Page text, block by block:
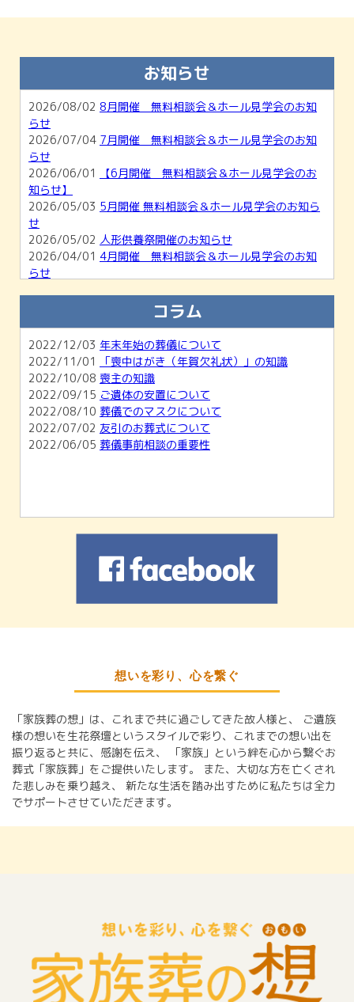
お知らせ
2026/08/02 8月開催 無料相談会＆ホール見学会のお知
らせ
2026/07/04 7月開催 無料相談会＆ホール見学会のお知
らせ
2026/06/01
【6月開催 無料相談会＆ホール見学会のお
知らせ】
2026/05/03 5月開催 無料相談会＆ホール見学会のお知ら
せ
2026/05/02 人形供養祭開催のお知らせ
2026/04/01 4月開催 無料相談会＆ホール見学会のお知
らせ
【2月開催】無料相談会＆ホール見学会のご
案内
2026/01/04 1月無料相談会＆ホール見学会のお知らせ
2025/11/30 12月無料相談会＆ホール見学会のお知らせ
コラム
2022/12/03 年末年始の葬儀について
2022/11/01
「喪中はがき（年賀欠礼状）」の知識
2022/10/08 喪主の知識
2022/09/15 ご遺体の安置について
2022/08/10 葬儀でのマスクについて
2022/07/02 友引のお葬式について
2022/06/05 葬儀事前相談の重要性
想いを彩り、心を繋ぐ
「家族葬の想」は、これまで共に過ごしてきた故人様と、
ご遺族
様の想いを生花祭壇というスタイルで彩り、これまでの想い出を
振り返ると共に、感謝を伝え、
「家族」という絆を心から繋ぐお
葬式「家族葬」をご提供いたします。
また、大切な方を亡くされ
た悲しみを乗り越え、
新たな生活を踏み出すために私たちは全力
でサポートさせていただきます。